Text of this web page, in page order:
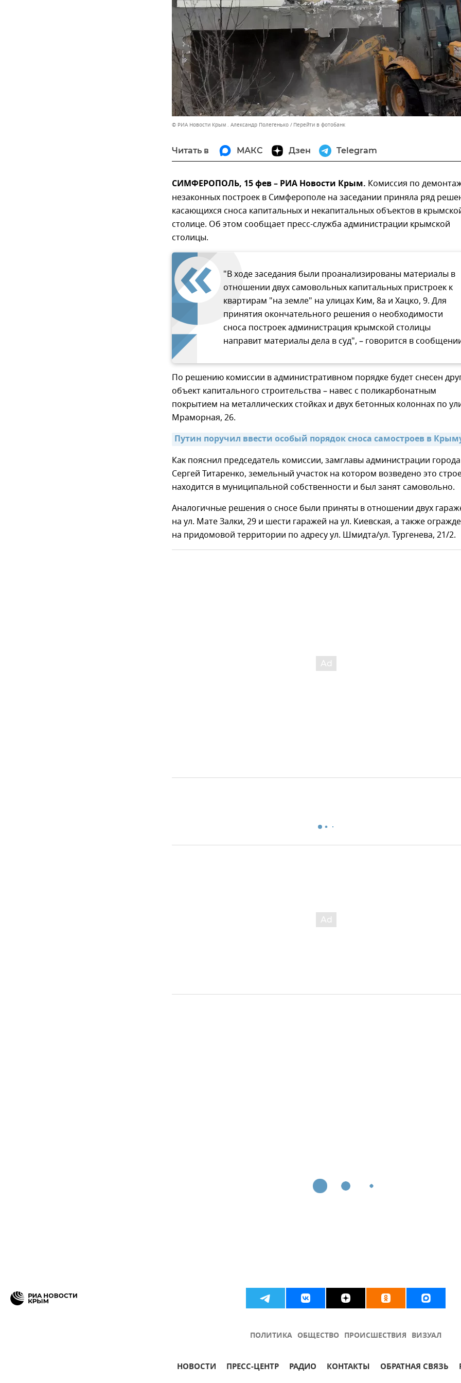
© РИА Новости Крым . Александр Полегенько Перейти в фотобанк
Читать в МАКС Дзен Telegram
СИМФЕРОПОЛЬ, 15 фев – РИА Новости Крым. Комиссия по
незаконных построек в Симферополе на заседании приняла ряд
касающихся сноса капитальных и некапитальных объектов в
столице. Об этом сообщает пресс-служба администрации крымской
столицы.
"В ходе заседания были проанализированы материалы в
отношении двух самовольных капитальных пристроек к
квартирам "на земле" на улицах Ким, 8а и Хацко, 9. Для
принятия окончательного решения о необходимости
сноса построек администрация крымской столицы
направит материалы дела в суд", – говорится в
По решению комиссии в административном порядке будет снесен
объект капитального строительства – навес с поликарбонатным
покрытием на металлических стойках и двух бетонных колоннах по
Мраморная, 26.
Путин поручил ввести особый порядок сноса самостроев в
Как пояснил председатель комиссии, замглавы администрации города
Сергей Титаренко, земельный участок на котором возведено это
находится в муниципальной собственности и был занят самовольно.
Аналогичные решения о сносе были приняты в отношении двух
на ул. Мате Залки, 29 и шести гаражей на ул. Киевская, а также
на придомовой территории по адресу ул. Шмидта/ул. Тургенева, 21/2.
ПОЛИТИКА ОБЩЕСТВО ПРОИСШЕСТВИЯ ВИЗУАЛ
НОВОСТИ ПРЕСС-ЦЕНТР РАДИО КОНТАКТЫ ОБРАТНАЯ СВЯЗЬ